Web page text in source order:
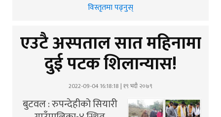
विस्तृतमा पढ्नुस्
एउटै अस्पताल सात महिनामा
दुई पटक शिलान्यास!
2022-09-04 16:18:18 | १९ भदौ २०७९
बुटवल : रुपन्देहीको सियारी